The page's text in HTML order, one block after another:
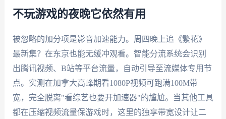
不玩游戏的夜晚它依然有用
被忽略的加分项是影音加速能力。周四晚上追《繁花》
最新集？在东京也能无缓冲观看。智能分流系统会识别
出腾讯视频、B站等平台流量，自动引导至流媒体专用节
点。实测在加拿大高峰期看1080P视频可跑满100M带
宽，完全脱离"看综艺也要开加速器"的尴尬。当其他工具
都在压缩视频流量保游戏时，这里的独享带宽设计让二